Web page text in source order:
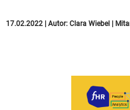
17.02.2022 | Autor: Clara Wiebel |